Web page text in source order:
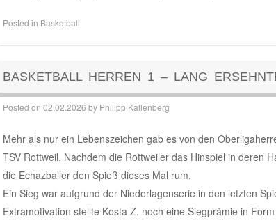
Posted in Basketball
BASKETBALL HERREN 1 – LANG
Posted on 02.02.2026 by Philipp Kallenberg
Mehr als nur ein Lebenszeichen gab es von den
TSV Rottweil. Nachdem die Rottweiler das Hinspiel in deren
die Echazballer den Spieß dieses Mal rum.
Ein Sieg war aufgrund der Niederlagenserie in den letzten
Extramotivation stellte Kosta Z. noch eine Siegprämie in